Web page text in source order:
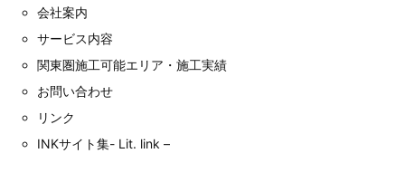
会社案内
サービス内容
関東圏施工可能エリア・施工実績
お問い合わせ
リンク
INKサイト集- Lit. link –